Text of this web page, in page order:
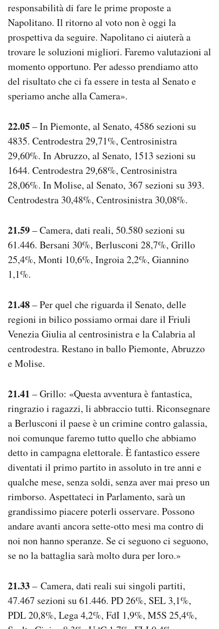
responsabilità di fare le prime proposte a
Napolitano. Il ritorno al voto non è oggi la
prospettiva da seguire. Napolitano ci aiuterà a
trovare le soluzioni migliori. Faremo valutazioni al
momento opportuno. Per adesso prendiamo atto
del risultato che ci fa essere in testa al Senato e
speriamo anche alla Camera».
22.05– In Piemonte, al Senato, 4586 sezioni su
4835. Centrodestra 29,71%, Centrosinistra
29,60%. In Abruzzo, al Senato, 1513 sezioni su
1644. Centrodestra 29,68%, Centrosinistra
28,06%. In Molise, al Senato, 367 sezioni su 393.
Centrodestra 30,48%, Centrosinistra 30,08%.
21.59– Camera, dati reali, 50.580 sezioni su
61.446. Bersani 30%, Berlusconi 28,7%, Grillo
25,4%, Monti 10,6%, Ingroia 2,2%, Giannino
1,1%.
21.48– Per quel che riguarda il Senato, delle
regioni in bilico possiamo ormai dare il Friuli
Venezia Giulia al centrosinistra e la Calabria al
centrodestra. Restano in ballo Piemonte, Abruzzo
e Molise.
21.41 – Grillo: «Questa avventura è fantastica,
ringrazio i ragazzi, li abbraccio tutti. Riconsegnare
a Berlusconi il paese è un crimine contro galassia,
noi comunque faremo tutto quello che abbiamo
detto in campagna elettorale. È fantastico essere
diventati il primo partito in assoluto in tre anni e
qualche mese, senza soldi, senza aver mai preso un
rimborso. Aspettateci in Parlamento, sarà un
grandissimo piacere poterli osservare. Possono
andare avanti ancora sette-otto mesi ma contro di
noi non hanno speranze. Se ci seguono ci seguono,
se no la battaglia sarà molto dura per loro.»
21.33– Camera, dati reali sui singoli partiti,
47.467 sezioni su 61.446. PD 26%, SEL 3,1%,
PDL 20,8%, Lega 4,2%, FdI 1,9%, M5S 25,4%,